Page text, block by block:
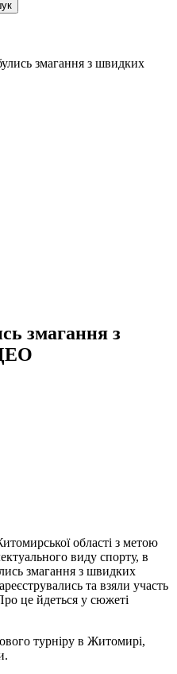
змагання з швидких
змагання з
області з метою
виду спорту, в
змагання з швидких
та взяли участь
це йдеться у сюжеті
турніру в Житомирі,